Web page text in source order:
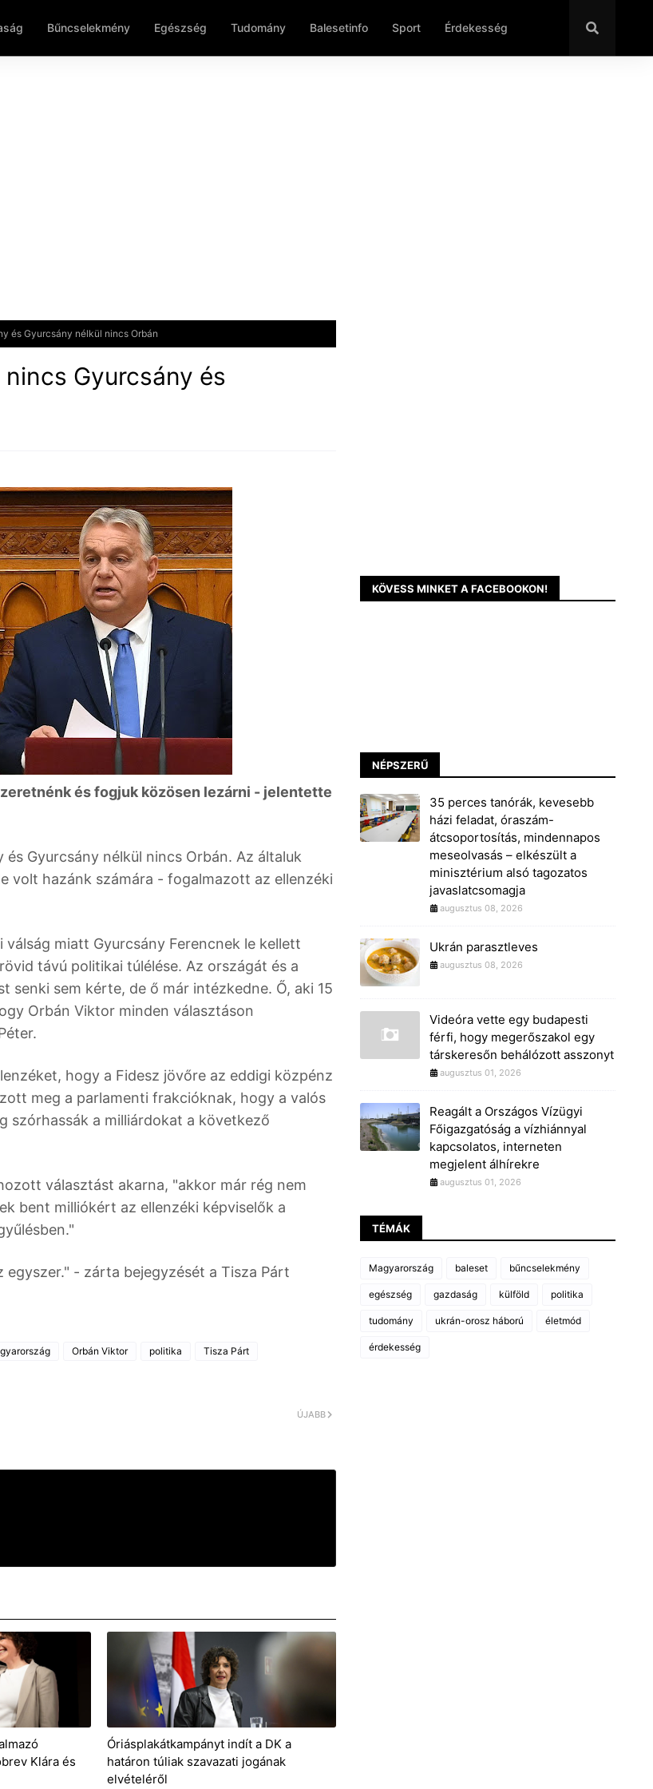
Bűncselekmény Egészség Tudomány Balesetinfo Sport Érdekesség
és Gyurcsány nélkül nincs Orbán
Gyurcsány és
és fogjuk közösen lezárni - jelentette
Gyurcsány nélkül nincs Orbán. Az általuk
volt hazánk számára - fogalmazott az ellenzéki
miatt Gyurcsány Ferencnek le kellett
távú politikai túlélése. Az országát és a
sem kérte, de ő már intézkedne. Ő, aki 15
Orbán Viktor minden választáson
hogy a Fidesz jövőre az eddigi közpénz
meg a parlamenti frakcióknak, hogy a valós
szórhassák a milliárdokat a következő
választást akarna, "akkor már rég nem
bent milliókért az ellenzéki képviselők a
egyszer." - zárta bejegyzését a Tisza Párt
Orbán Viktor politika Tisza Párt
ÚJABB
Klára és
Óriásplakátkampányt indít a DK a
határon túliak szavazati jogának
elvételéről
KÖVESS MINKET A FACEBOOKON!
NÉPSZERŰ
35 perces tanórák, kevesebb
házi feladat, óraszám-
átcsoportosítás, mindennapos
meseolvasás – elkészült a
minisztérium alsó tagozatos
javaslatcsomagja
augusztus 08, 2026
Ukrán parasztleves
augusztus 08, 2026
Videóra vette egy budapesti
férfi, hogy megerőszakol egy
társkeresőn behálózott asszonyt
augusztus 01, 2026
Reagált a Országos Vízügyi
Főigazgatóság a vízhiánnyal
kapcsolatos, interneten
megjelent álhírekre
augusztus 01, 2026
TÉMÁK
Magyarország baleset bűncselekmény
egészség gazdaság külföld politika
tudomány ukrán-orosz háború életmód
érdekesség